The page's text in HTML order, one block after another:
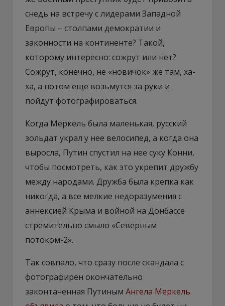
снедь на встречу с лидерами Западной
Европы – столпами демократии и
законности на континенте? Такой,
которому интересно: сожрут или нет?
Сожрут, конечно, не «новичок» же там, ха-
ха, а потом еще возьмутся за руки и
пойдут фотографироваться.
Когда Меркель была маленькая, русский
зольдат украл у нее велосипед, а когда она
выросла, Путин спустил на нее суку Конни,
чтобы посмотреть, как это укрепит дружбу
между народами. Дружба была крепка как
никогда, а все мелкие недоразумения с
аннексией Крыма и войной на Донбассе
стремительно смыло «Северным
потоком-2».
Так совпало, что сразу после скандала с
фотографирен окончательно
законтаченная Путиным Ангела Меркель